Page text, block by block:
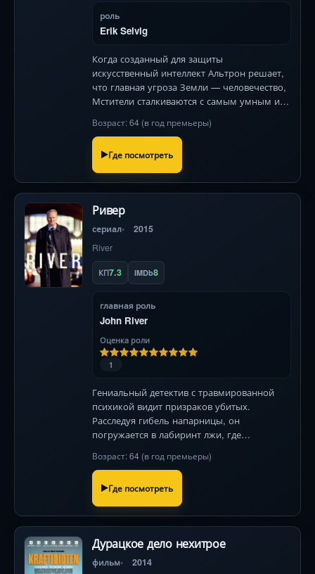
роль
Erik Selvig
Когда созданный для защиты
искусственный интеллект Альтрон решает,
что главная угроза Земли — человечество,
Мстители сталкиваются с самым умным и
смогут только объединённые силы героев
и новые союзники.
Возраст: 64 (в год премьеры)
Где посмотреть
Ривер
сериал 2015
River
КП7.3 IMDb8
главная роль
John River
Оценка роли
1
Гениальный детектив с травмированной
психикой видит призраков убитых.
Расследуя гибель напарницы, он
погружается в лабиринт лжи, где
Скарсгард в роли Джона Ривера.
Возраст: 64 (в год премьеры)
Где посмотреть
Дурацкое дело нехитрое
фильм 2014